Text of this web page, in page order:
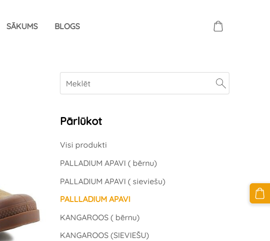
SĀKUMS BLOGS
Pārlūkot
Visi produkti
PALLADIUM APAVI ( bērnu)
PALLADIUM APAVI ( sieviešu)
PALLLADIUM APAVI
KANGAROOS ( bērnu)
KANGAROOS (SIEVIEŠU)